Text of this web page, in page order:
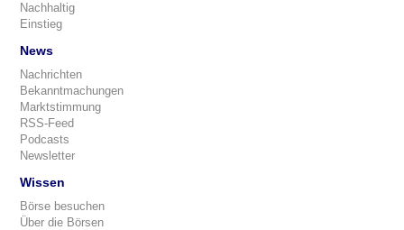
Nachhaltig
Einstieg
News
Nachrichten
Bekanntmachungen
Marktstimmung
RSS-Feed
Podcasts
Newsletter
Wissen
Börse besuchen
Über die Börsen